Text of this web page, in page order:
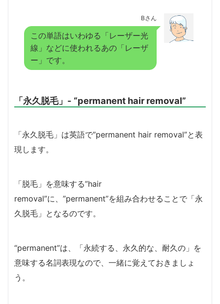
Bさん
この単語はいわゆる「レーザー光
線」などに使われるあの「レーザ
ー」です。
「永久脱毛」- “permanent hair removal”
「永久脱毛」は英語で”permanent hair removal”と表
現します。
「脱毛」を意味する”hair
removal”に、”permanent”を組み合わせることで「永
久脱毛」となるのです。
“permanent”は、「永続する、永久的な、耐久の」を
意味する名詞表現なので、一緒に覚えておきましょ
う。